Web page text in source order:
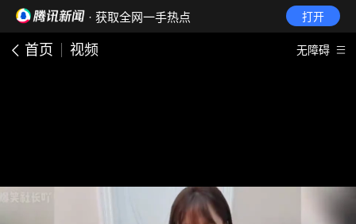
· 获取全网一手热点 打开
首页 视频 无障碍